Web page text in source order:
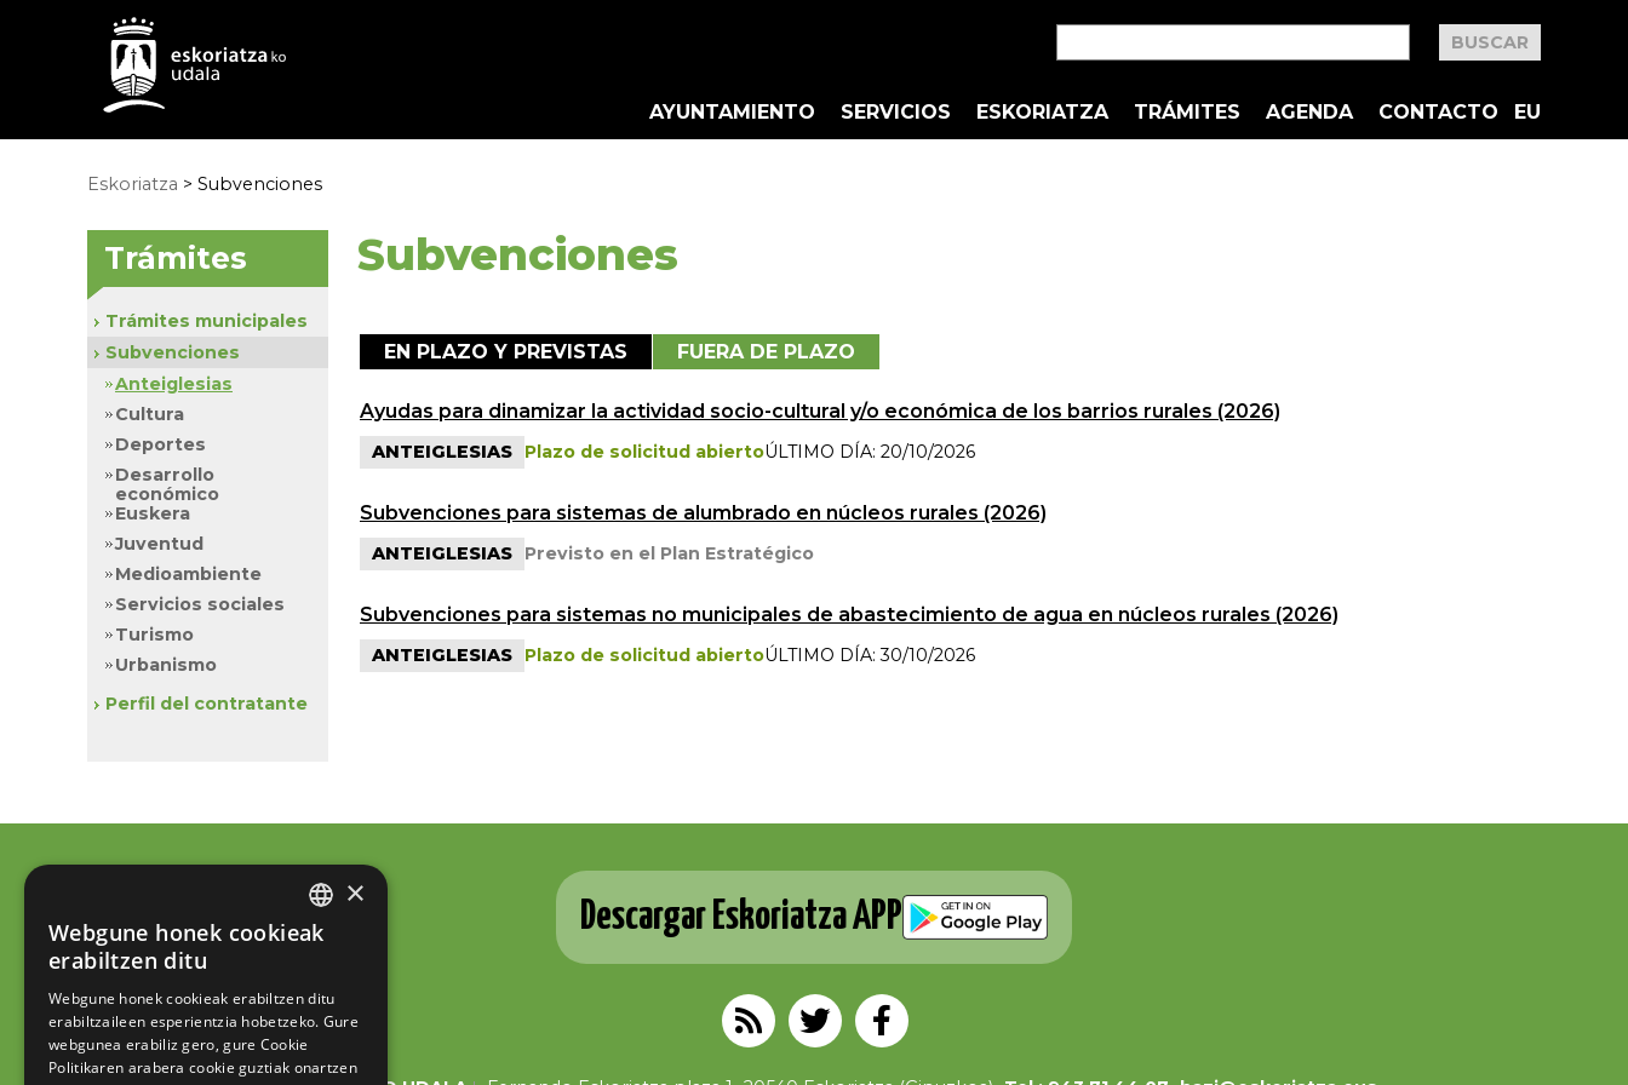
AYUNTAMIENTO SERVICIOS ESKORIATZA TRÁMITES AGENDA CONTACTO EU
Eskoriatza > Subvenciones
Subvenciones
EN PLAZO Y PREVISTAS FUERA DE PLAZO
Ayudas para dinamizar la actividad socio-cultural y/o económica de los barrios rurales (2026)
ANTEIGLESIAS Plazo de solicitud abiertoÚLTIMO DÍA: 20/10/2026
Subvenciones para sistemas de alumbrado en núcleos rurales (2026)
ANTEIGLESIAS Previsto en el Plan Estratégico
Subvenciones para sistemas no municipales de abastecimiento de agua en núcleos rurales (2026)
ANTEIGLESIAS Plazo de solicitud abiertoÚLTIMO DÍA: 30/10/2026
Trámites
Trámites municipales
Subvenciones
Anteiglesias
Cultura
Deportes
Desarrollo
económico
Euskera
Juventud
Medioambiente
Servicios sociales
Turismo
Urbanismo
Perfil del contratante
Descargar Eskoriatza APP
BASQUE
SPANISH
×
Webgune honek cookieak
erabiltzen ditu
Webgune honek cookieak erabiltzen ditu
erabiltzaileen esperientzia hobetzeko. Gure
webgunea erabiliz gero, gure Cookie
Politikaren arabera cookie guztiak onartzen